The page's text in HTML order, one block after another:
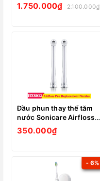
1.750.000₫ 2.100.000₫
Đầu phun thay thế tăm
nước Sonicare Airfloss
Pro / Ultra HX8032
350.000₫
- 6%